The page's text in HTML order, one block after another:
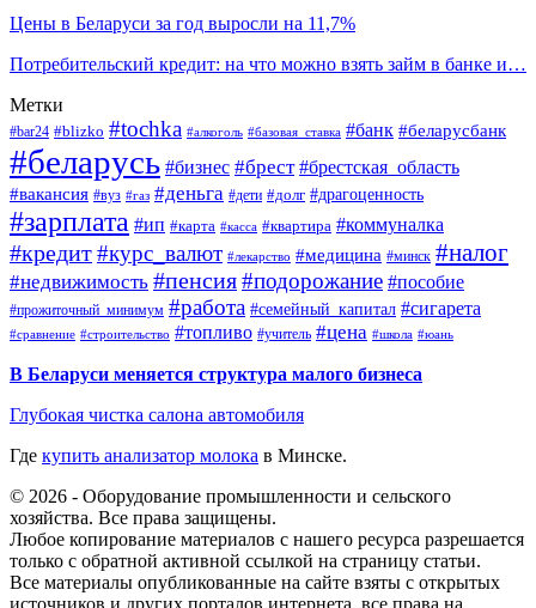
Цены в Беларуси за год выросли на 11,7%
Потребительский кредит: на что можно взять займ в банке и…
Метки
#bar24 #blizko #tochka #алкоголь #базовая_ставка #банк #беларусбанк
#беларусь #бизнес #брест #брестская_область
#вакансия #вуз #газ #деньга #дети #долг #драгоценность
#зарплата #ип #карта #касса #квартира #коммуналка
#кредит#курс_валют #лекарство #медицина #минск #налог
#недвижимость #пенсия#подорожание #пособие
#прожиточный_минимум #работа #семейный_капитал #сигарета
#сравнение #строительство #топливо #учитель #цена #школа #юань
В Беларуси меняется структура малого бизнеса
Глубокая чистка салона автомобиля
Где купить анализатор молока в Минске.
© 2026 - Оборудование промышленности и сельского
хозяйства. Все права защищены.
Любое копирование материалов с нашего ресурса разрешается
только с обратной активной ссылкой на страницу статьи.
Все материалы опубликованные на сайте взяты с открытых
источников и других порталов интернета, все права на